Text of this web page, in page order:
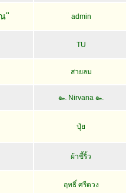
" admin
TU
สายลม
๛ Nirvana ๛
ปุ๋ย
ผ้าขี้ริ้ว
ฤทธิ์ ศรีดวง